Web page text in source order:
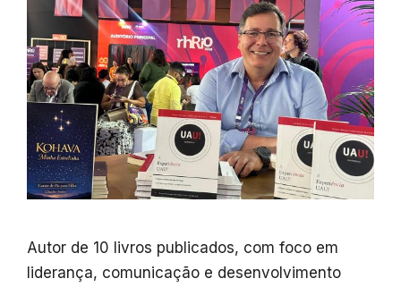
Autor de 10 livros publicados, com foco em
liderança, comunicação e desenvolvimento